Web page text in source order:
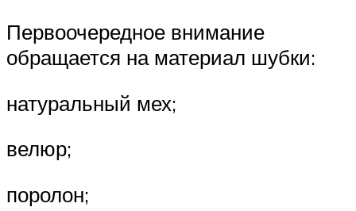
Первоочередное внимание
обращается на материал шубки:
натуральный мех;
велюр;
поролон;